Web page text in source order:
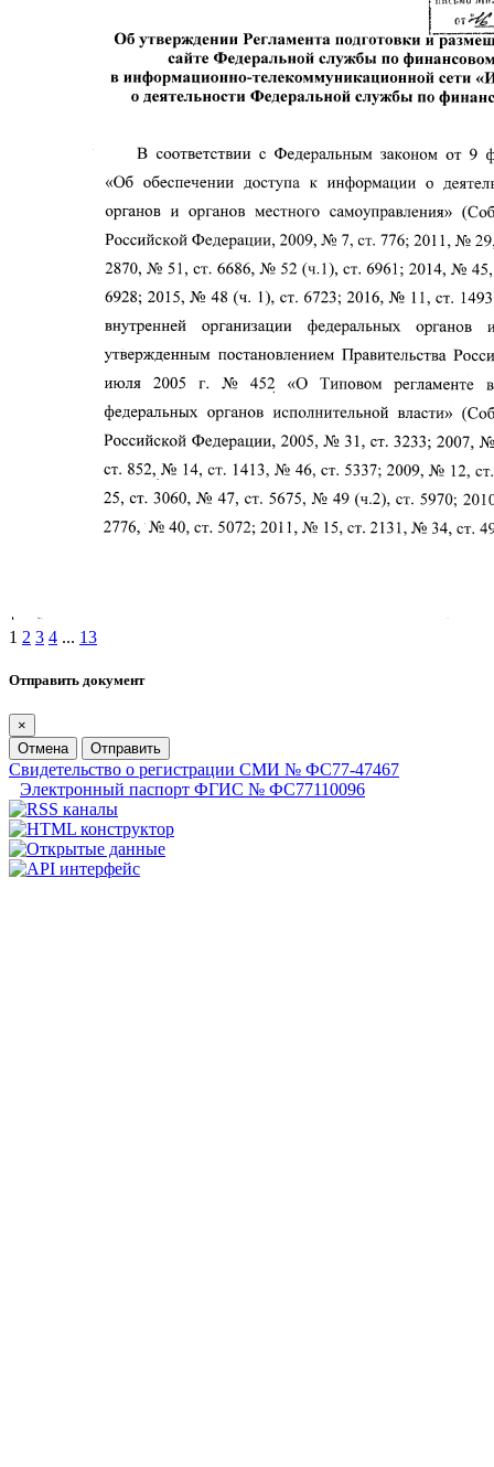
1 2 3 4 ... 13
Отправить документ
×
Отмена
Отправить
Свидетельство о регистрации СМИ № ФС77-47467
Электронный паспорт ФГИС № ФС77110096